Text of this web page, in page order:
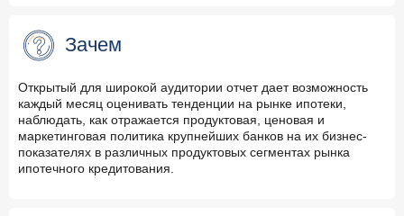
Зачем
Открытый для широкой аудитории отчет дает возможность
каждый месяц оценивать тенденции на рынке ипотеки,
наблюдать, как отражается продуктовая, ценовая и
маркетинговая политика крупнейших банков на их бизнес-
показателях в различных продуктовых сегментах рынка
ипотечного кредитования.